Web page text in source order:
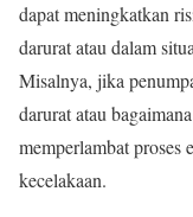
dapat meningkatkan
darurat atau dalam
Misalnya, jika
darurat atau
memperlambat proses
kecelakaan.